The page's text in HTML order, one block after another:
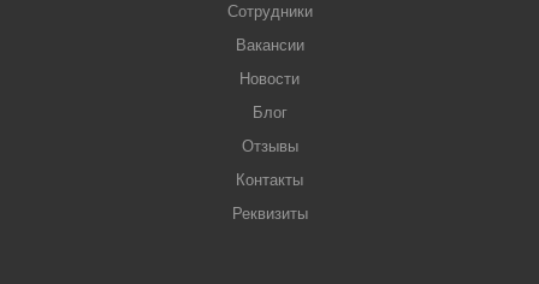
Сотрудники
Вакансии
Новости
Блог
Отзывы
Контакты
Реквизиты